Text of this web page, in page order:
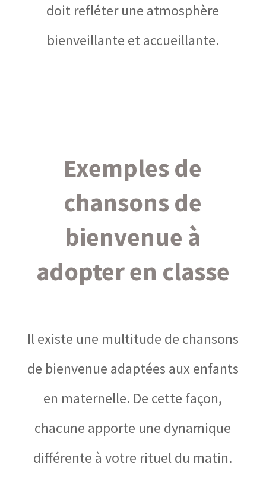
doit refléter une atmosphère
bienveillante et accueillante.
Exemples de
chansons de
bienvenue à
adopter en classe
Il existe une multitude de chansons
de bienvenue adaptées aux enfants
en maternelle. De cette façon,
chacune apporte une dynamique
différente à votre rituel du matin.